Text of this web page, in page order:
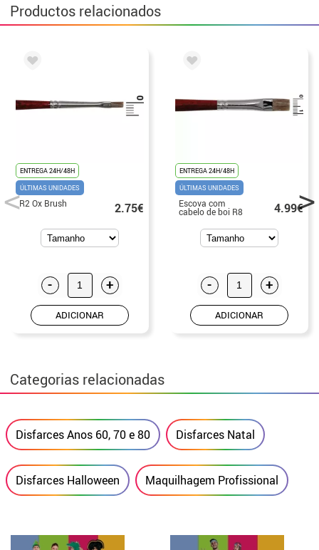
Productos relacionados
ENTREGA 24H/48H
ÚLTIMAS UNIDADES
R2 Ox Brush 2.75€
- +
ADICIONAR
ENTREGA 24H/48H
ÚLTIMAS UNIDADES
Escova com
cabelo de boi R8 4.99€
- +
ADICIONAR
Categorias relacionadas
Disfarces Anos 60, 70 e 80 Disfarces Natal
Disfarces Halloween Maquilhagem Profissional